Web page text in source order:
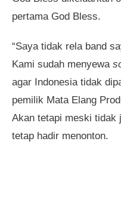
pertama God Bless.
“Saya tidak rela band
Kami sudah menyewa
agar Indonesia tidak
pemilik Mata Elang
Akan tetapi meski tidak
tetap hadir menonton.